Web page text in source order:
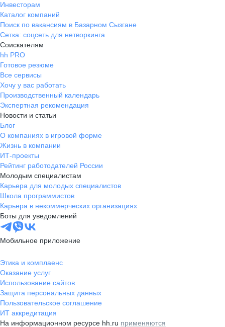
Инвесторам
Каталог компаний
Поиск по вакансиям в Базарном Сызгане
Сетка: соцсеть для нетворкинга
Соискателям
hh PRO
Готовое резюме
Все сервисы
Хочу у вас работать
Производственный календарь
Экспертная рекомендация
Новости и статьи
Блог
О компаниях в игровой форме
Жизнь в компании
ИТ-проекты
Рейтинг работодателей России
Молодым специалистам
Карьера для молодых специалистов
Школа программистов
Карьера в некоммерческих организациях
Боты для уведомлений
Мобильное приложение
Этика и комплаенс
Оказание услуг
Использование сайтов
Защита персональных данных
Пользовательское соглашение
ИТ аккредитация
На информационном ресурсе hh.ru применяются